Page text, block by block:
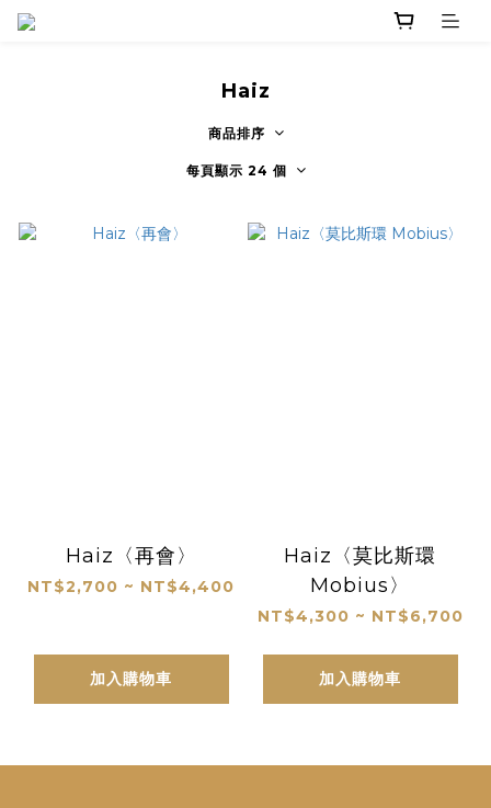
Haiz
商品排序
每頁顯示 24 個
Haiz〈再會〉
NT$2,700 ~ NT$4,400
加入購物車
Haiz〈莫比斯環
Mobius〉
NT$4,300 ~ NT$6,700
加入購物車